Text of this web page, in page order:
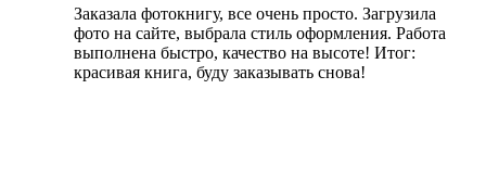
Заказала фотокнигу, все очень просто. Загрузила
фото на сайте, выбрала стиль оформления. Работа
выполнена быстро, качество на высоте! Итог:
красивая книга, буду заказывать снова!